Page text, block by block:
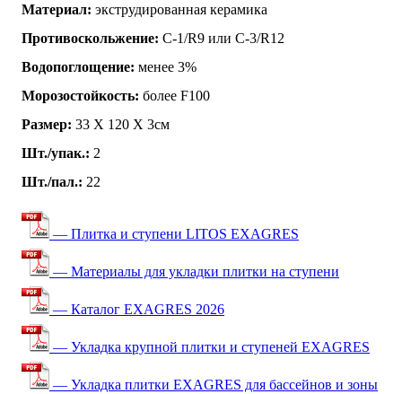
Материал: экструдированная керамика
Противоскольжение: C-1/R9 или C-3/R12
Водопоглощение: менее 3%
Морозостойкость: более F100
Размер: 33 Х 120 Х 3см
Шт./упак.: 2
Шт./пал.: 22
— Плитка и ступени LITOS EXAGRES
— Материалы для укладки плитки на ступени
— Каталог EXAGRES 2026
— Укладка крупной плитки и ступеней EXAGRES
— Укладка плитки EXAGRES для бассейнов и зоны